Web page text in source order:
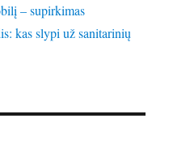
– supirkimas
kas slypi už sanitarinių